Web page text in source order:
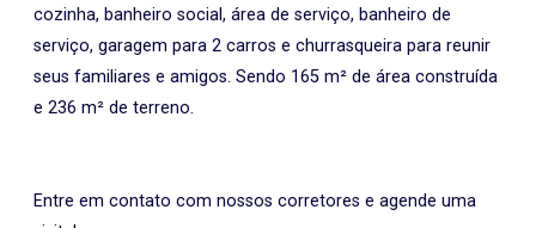
cozinha, banheiro social, área de serviço, banheiro de
serviço, garagem para 2 carros e churrasqueira para reunir
seus familiares e amigos. Sendo 165 m² de área construída
e 236 m² de terreno.
Entre em contato com nossos corretores e agende uma